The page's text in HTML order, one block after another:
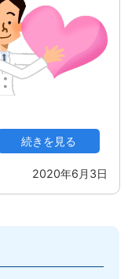
続きを見る
2020年6月3日